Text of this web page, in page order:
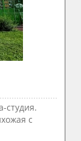
студия.
с